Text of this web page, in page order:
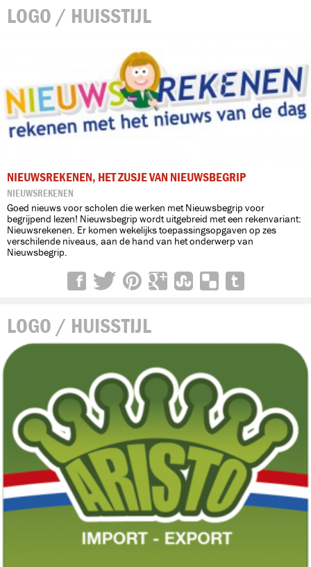
LOGO / HUISSTIJL
NIEUWSREKENEN, HET ZUSJE VAN NIEUWSBEGRIP
NIEUWSREKENEN
Goed nieuws voor scholen die werken met Nieuwsbegrip voor
begrijpend lezen! Nieuwsbegrip wordt uitgebreid met een rekenvariant:
Nieuwsrekenen. Er komen wekelijks toepassingsopgaven op zes
verschilende niveaus, aan de hand van het onderwerp van
Nieuwsbegrip.
LOGO / HUISSTIJL